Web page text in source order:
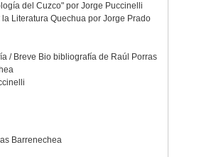
del Cuzco" por Jorge Puccinelli
la Literatura Quechua por Jorge Prado
/ Breve Bio bibliografía de Raúl Porras
Barrenechea